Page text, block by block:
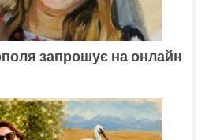
запрошує на онлайн